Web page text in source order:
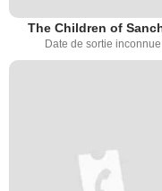
The Children of
Date de sortie inconnue